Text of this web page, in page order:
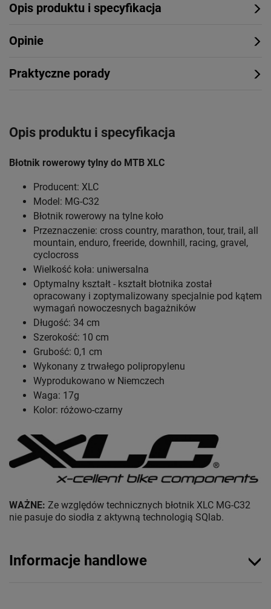
Opis produktu i specyfikacja
Opinie
Praktyczne porady
Opis produktu i specyfikacja
Błotnik rowerowy tylny do MTB XLC
Producent: XLC
Model: MG-C32
Błotnik rowerowy na tylne koło
Przeznaczenie: cross country, marathon, tour, trail, all
mountain, enduro, freeride, downhill, racing, gravel,
cyclocross
Wielkość koła: uniwersalna
Optymalny kształt - kształt błotnika został
opracowany i zoptymalizowany specjalnie pod kątem
wymagań nowoczesnych bagażników
Długość: 34 cm
Szerokość: 10 cm
Grubość: 0,1 cm
Wykonany z trwałego polipropylenu
Wyprodukowano w Niemczech
Waga: 17g
Kolor: różowo-czarny
WAŻNE: Ze względów technicznych błotnik XLC MG-C32
nie pasuje do siodła z aktywną technologią SQlab.
Informacje handlowe